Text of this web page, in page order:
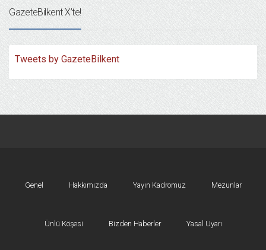
GazeteBilkent X’te!
Tweets by GazeteBilkent
Genel Hakkımızda Yayın Kadromuz Mezunlar
Ünlü Köşesi Bizden Haberler Yasal Uyarı